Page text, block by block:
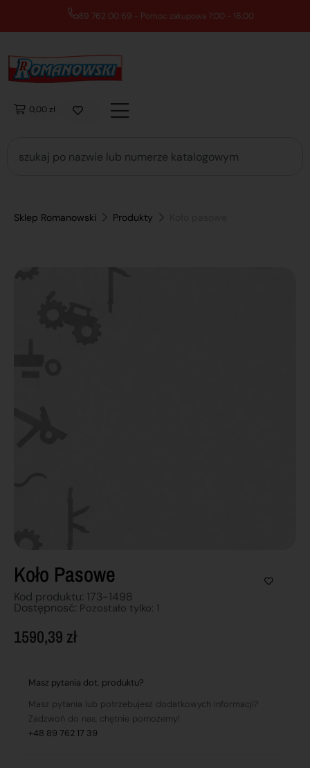
89 762 00 69 - Pomoc zakupowa 7:00 - 16:00
0,00 zł
Sklep Romanowski Produkty
Koło Pasowe
Kod produktu: 173-1498
Dostępnosć: Pozostało tylko: 1
1590,39 zł
Masz pytania dot. produktu?
Masz pytania lub potrzebujesz dodatkowych informacji?
Zadzwoń do nas, chętnie pomożemy!
+48 89 762 17 39